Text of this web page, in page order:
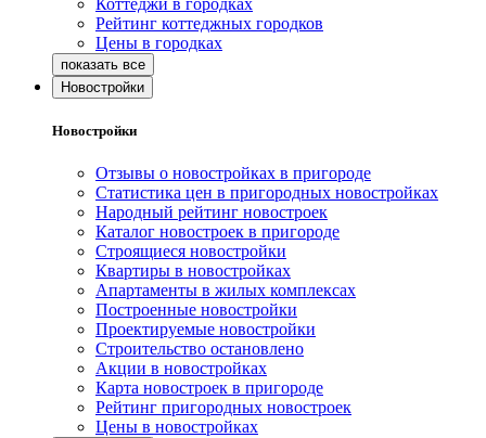
Коттеджи в городках
Рейтинг коттеджных городков
Цены в городках
Новостройки
Новостройки
Отзывы о новостройках в пригороде
Статистика цен в пригородных новостройках
Народный рейтинг новостроек
Каталог новостроек в пригороде
Строящиеся новостройки
Квартиры в новостройках
Апартаменты в жилых комплексах
Построенные новостройки
Проектируемые новостройки
Строительство остановлено
Акции в новостройках
Карта новостроек в пригороде
Рейтинг пригородных новостроек
Цены в новостройках